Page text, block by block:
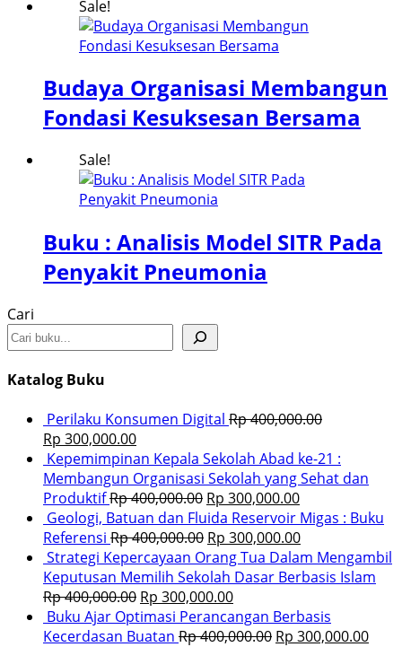
Sale!
Budaya Organisasi Membangun
Fondasi Kesuksesan Bersama
Sale!
Buku : Analisis Model SITR Pada
Penyakit Pneumonia
Cari
Katalog Buku
Perilaku Konsumen Digital Rp400,000.00
Rp 300,000.00
Kepemimpinan Kepala Sekolah Abad ke-21 :
Membangun Organisasi Sekolah yang Sehat dan
ProduktifRp400,000.00 Rp 300,000.00
Geologi, Batuan dan Fluida Reservoir Migas : Buku
Referensi Rp400,000.00 Rp 300,000.00
Strategi Kepercayaan Orang Tua Dalam Mengambil
Keputusan Memilih Sekolah Dasar Berbasis Islam
Rp400,000.00 Rp 300,000.00
Buku Ajar Optimasi Perancangan Berbasis
Kecerdasan Buatan Rp400,000.00 Rp 300,000.00